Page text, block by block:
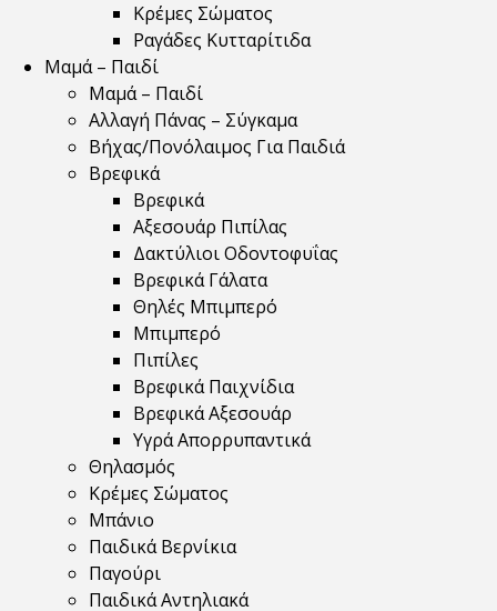
Κρέμες Σώματος
Ραγάδες Κυτταρίτιδα
Μαμά – Παιδί
Μαμά – Παιδί
Αλλαγή Πάνας – Σύγκαμα
Βήχας/Πονόλαιμος Για Παιδιά
Βρεφικά
Βρεφικά
Αξεσουάρ Πιπίλας
Δακτύλιοι Οδοντοφυΐας
Βρεφικά Γάλατα
Θηλές Μπιμπερό
Μπιμπερό
Πιπίλες
Βρεφικά Παιχνίδια
Βρεφικά Αξεσουάρ
Υγρά Απορρυπαντικά
Θηλασμός
Κρέμες Σώματος
Μπάνιο
Παιδικά Βερνίκια
Παγούρι
Παιδικά Αντηλιακά